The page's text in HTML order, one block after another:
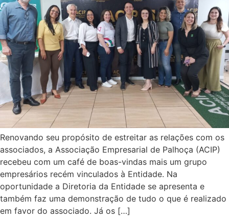
Renovando seu propósito de estreitar as relações com os
associados, a Associação Empresarial de Palhoça (ACIP)
recebeu com um café de boas-vindas mais um grupo
empresários recém vinculados à Entidade. Na
oportunidade a Diretoria da Entidade se apresenta e
também faz uma demonstração de tudo o que é realizado
em favor do associado. Já os […]